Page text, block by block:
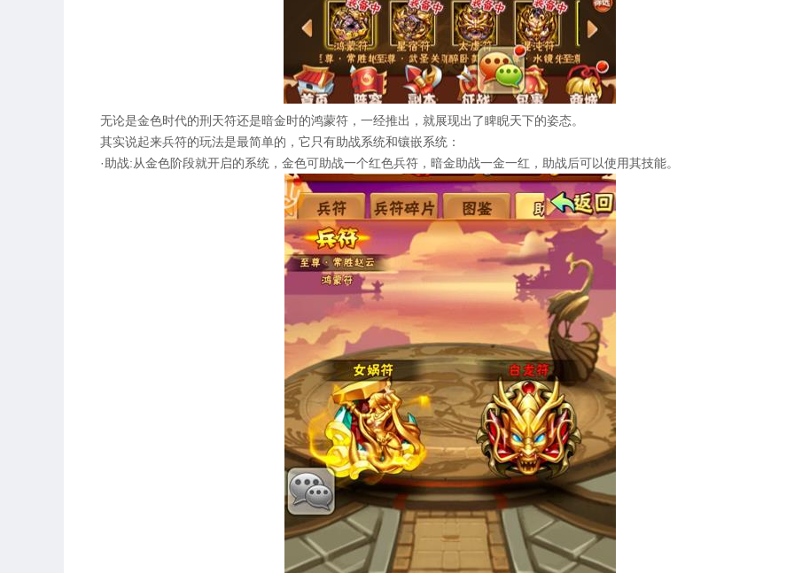
无论是金色时代的刑天符还是暗金时的鸿蒙符，一经推出，就展现出了睥睨天下的姿态。
其实说起来兵符的玩法是最简单的，它只有助战系统和镶嵌系统：
·助战:从金色阶段就开启的系统，金色可助战一个红色兵符，暗金助战一金一红，助战后可以使用其技能。